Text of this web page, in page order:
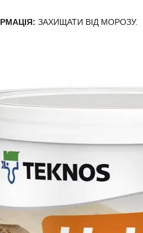
ЗАХИЩАТИ ВІД МОРОЗУ.